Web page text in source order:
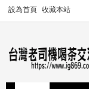
設為首頁 收藏本站